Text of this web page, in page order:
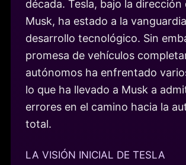
década. Tesla, bajo la dirección
Musk, ha estado a la
desarrollo tecnológico. Sin
promesa de vehículos
autónomos ha enfrentado
lo que ha llevado a Musk a
errores en el camino hacia la
total.
LA VISIÓN INICIAL DE TESLA